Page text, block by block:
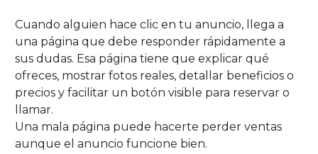
Cuando alguien hace clic en tu anuncio, llega a
una página que debe responder rápidamente a
sus dudas. Esa página tiene que explicar qué
ofreces, mostrar fotos reales, detallar beneficios o
precios y facilitar un botón visible para reservar o
llamar.
Una mala página puede hacerte perder ventas
aunque el anuncio funcione bien.